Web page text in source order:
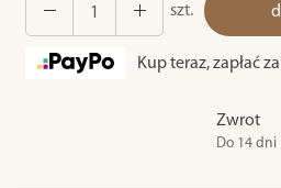
szt.
Kup teraz, zapłać
Zwrot
Do 14 dni